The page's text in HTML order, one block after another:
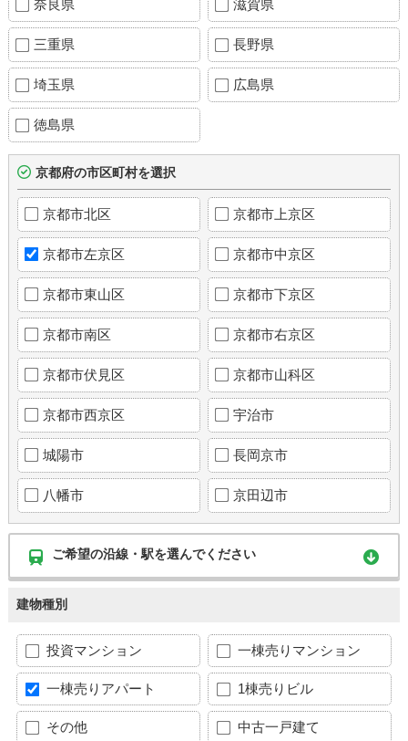
奈良県 滋賀県
三重県 長野県
埼玉県 広島県
徳島県
京都府の市区町村を選択
京都市北区 京都市上京区
京都市左京区 京都市中京区
京都市東山区 京都市下京区
京都市南区 京都市右京区
京都市伏見区 京都市山科区
京都市西京区 宇治市
城陽市 長岡京市
八幡市 京田辺市
ご希望の沿線・駅を選んでください
建物種別
投資マンション 一棟売りマンション
一棟売りアパート 1棟売りビル
その他 中古一戸建て